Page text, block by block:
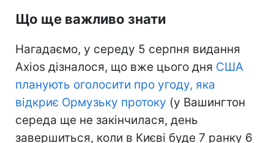
Що ще важливо знати
Нагадаємо, у середу 5 серпня видання
Axios дізналося, що вже цього дня США
планують оголосити про угоду, яка
відкриє Ормузьку протоку (у Вашингтон
середа ще не закінчилася, день
завершиться, коли в Києві буде 7 ранку 6